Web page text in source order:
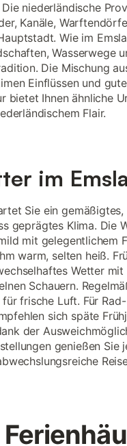
niederländische
Kanäle,
Wie im
Wasserwege
Die Mischung
Einflüssen und
bietet Ihnen ähnliche
Flair.
im
Sie ein gemäßigtes,
geprägtes Klima. Die
mit gelegentlichem
warm, selten heiß.
Wetter
Schauern.
frische Luft. Für
sich späte
der
genießen Sie